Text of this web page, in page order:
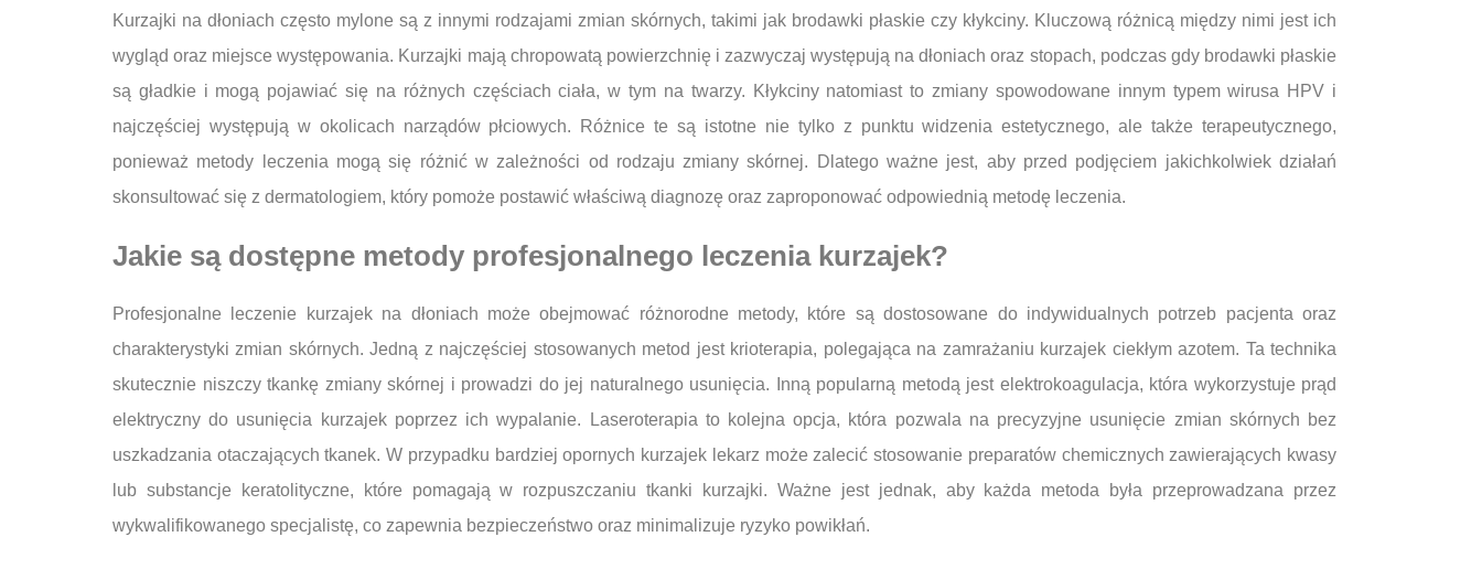
Kurzajki na dłoniach często mylone są z innymi rodzajami zmian skórnych, takimi jak brodawki płaskie czy kłykciny. Kluczową różnicą między nimi jest ich
wygląd oraz miejsce występowania. Kurzajki mają chropowatą powierzchnię i zazwyczaj występują na dłoniach oraz stopach, podczas gdy brodawki płaskie
są gładkie i mogą pojawiać się na różnych częściach ciała, w tym na twarzy. Kłykciny natomiast to zmiany spowodowane innym typem wirusa HPV i
najczęściej występują w okolicach narządów płciowych. Różnice te są istotne nie tylko z punktu widzenia estetycznego, ale także terapeutycznego,
ponieważ metody leczenia mogą się różnić w zależności od rodzaju zmiany skórnej. Dlatego ważne jest, aby przed podjęciem jakichkolwiek działań
skonsultować się z dermatologiem, który pomoże postawić właściwą diagnozę oraz zaproponować odpowiednią metodę leczenia.
Jakie są dostępne metody profesjonalnego leczenia kurzajek?
Profesjonalne leczenie kurzajek na dłoniach może obejmować różnorodne metody, które są dostosowane do indywidualnych potrzeb pacjenta oraz
charakterystyki zmian skórnych. Jedną z najczęściej stosowanych metod jest krioterapia, polegająca na zamrażaniu kurzajek ciekłym azotem. Ta technika
skutecznie niszczy tkankę zmiany skórnej i prowadzi do jej naturalnego usunięcia. Inną popularną metodą jest elektrokoagulacja, która wykorzystuje prąd
elektryczny do usunięcia kurzajek poprzez ich wypalanie. Laseroterapia to kolejna opcja, która pozwala na precyzyjne usunięcie zmian skórnych bez
uszkadzania otaczających tkanek. W przypadku bardziej opornych kurzajek lekarz może zalecić stosowanie preparatów chemicznych zawierających kwasy
lub substancje keratolityczne, które pomagają w rozpuszczaniu tkanki kurzajki. Ważne jest jednak, aby każda metoda była przeprowadzana przez
wykwalifikowanego specjalistę, co zapewnia bezpieczeństwo oraz minimalizuje ryzyko powikłań.